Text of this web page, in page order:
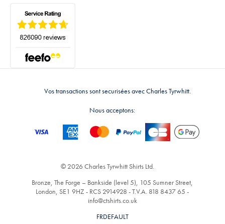
Vos transactions sont securisées avec Charles Tyrwhitt.
Nous acceptons:
© 2026 Charles Tyrwhitt Shirts Ltd.
Bronze, The Forge – Bankside (level 5), 105 Sumner Street,
London, SE1 9HZ - RCS 2914928 - T.V.A. 818 8437 65 -
info@ctshirts.co.uk
FRDEFAULT